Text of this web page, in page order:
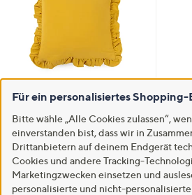
B-Ware NACHTIGALL 1
Dekokissenhülle Leinen-Optik
ca. 5cm Volant
€ 5,24
In den Warenkorb
€
In
Für ein personalisiertes
Bitte wähle „Alle Cookies zulassen“,
einverstanden bist, dass wir in
Drittanbietern auf deinem Endgerät
Cookies und andere Tracking-
Marketingzwecken einsetzen und
personalisierte und nicht-